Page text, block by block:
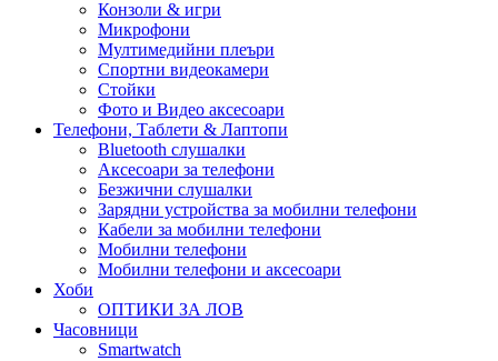
Конзоли & игри
Микрофони
Мултимедийни плеъри
Спортни видеокамери
Стойки
Фото и Видео аксесоари
Телефони, Таблети & Лаптопи
Bluetooth слушалки
Аксесоари за телефони
Безжични слушалки
Зарядни устройства за мобилни телефони
Кабели за мобилни телефони
Мобилни телефони
Мобилни телефони и аксесоари
Хоби
ОПТИКИ ЗА ЛОВ
Часовници
Smartwatch